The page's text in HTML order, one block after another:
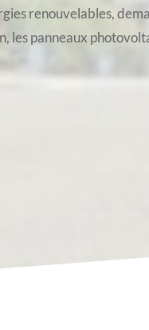
renouvelables,
les panneaux